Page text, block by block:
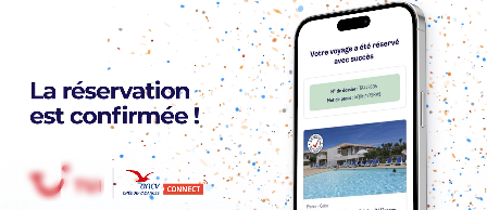
Neige
Plongée